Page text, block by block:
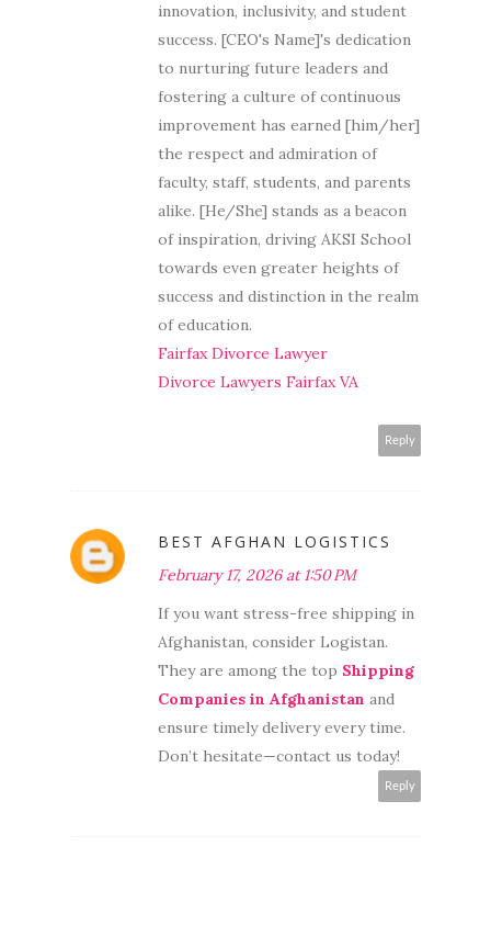
innovation, inclusivity, and student
success. [CEO's Name]'s dedication
to nurturing future leaders and
fostering a culture of continuous
improvement has earned [him/her]
the respect and admiration of
faculty, staff, students, and parents
alike. [He/She] stands as a beacon
of inspiration, driving AKSI School
towards even greater heights of
success and distinction in the realm
of education.
Fairfax Divorce Lawyer
Divorce Lawyers Fairfax VA
Reply
BEST AFGHAN LOGISTICS
February 17, 2026 at 1:50 PM
If you want stress-free shipping in
Afghanistan, consider Logistan.
They are among the top Shipping
Companies in Afghanistan and
ensure timely delivery every time.
Don’t hesitate—contact us today!
Reply